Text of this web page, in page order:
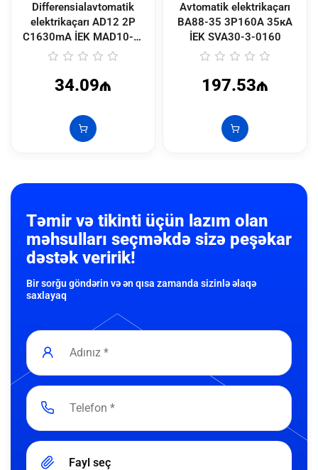
Differensialavtomatik
elektrikaçarı АD12 2Р
C1630mА İEK MAD10-2-
016-C-030
34.09₼
Avtomatik elektrikaçarı
ВА88-35 3Р160А 35кА
İEK SVA30-3-0160
197.53₼
Təmir və tikinti üçün lazım olan
məhsulları seçməkdə sizə peşəkar
dəstək veririk!
Bir sorğu göndərin və ən qısa zamanda sizinlə əlaqə
saxlayaq
Fayl seç